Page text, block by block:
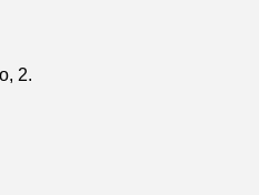
2.